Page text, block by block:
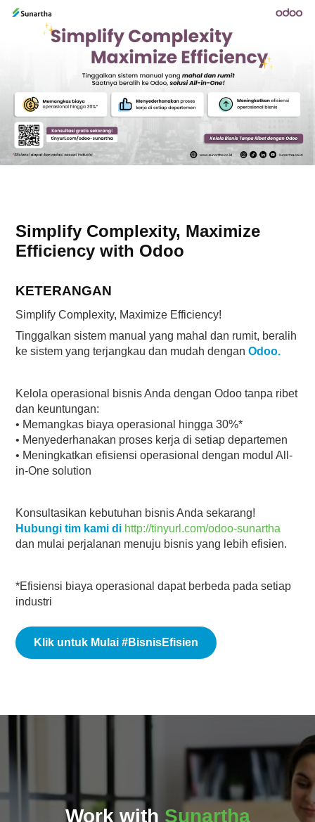
Simplify Complexity, Maximize
Efficiency with Odoo
KETERANGAN
Simplify Complexity, Maximize Efficiency!
Tinggalkan sistem manual yang mahal dan rumit, beralih
ke sistem yang terjangkau dan mudah denganOdoo.
Kelola operasional bisnis Anda dengan Odoo tanpa ribet
dan keuntungan:
• Memangkas biaya operasional hingga 30%*
• Menyederhanakan proses kerja di setiap departemen
• Meningkatkan efisiensi operasional dengan modul All-
in-One solution
Konsultasikan kebutuhan bisnis Anda sekarang!
Hubungi tim kami di http://tinyurl.com/odoo-sunartha
dan mulai perjalanan menuju bisnis yang lebih efisien.
*Efisiensi biaya operasional dapat berbeda pada setiap
industri
Klik untuk Mulai #BisnisEfisien
Work with Sunartha